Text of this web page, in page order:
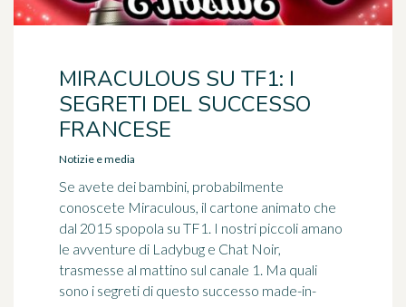
MIRACULOUS SU TF1: I
SEGRETI DEL SUCCESSO
FRANCESE
Notizie e media
Se avete dei bambini, probabilmente
conoscete Miraculous, il cartone animato che
dal 2015 spopola su TF1. I nostri piccoli amano
le avventure di Ladybug e Chat Noir,
trasmesse al mattino sul canale 1. Ma quali
sono i segreti di questo successo made-in-